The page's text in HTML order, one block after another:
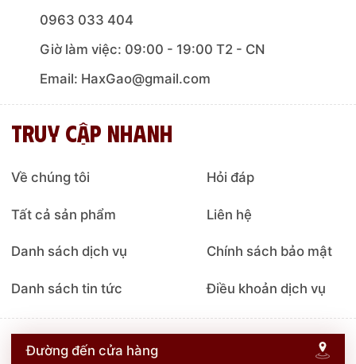
0963 033 404
Giờ làm việc: 09:00 - 19:00 T2 - CN
Email: HaxGao@gmail.com
Truy cập nhanh
Về chúng tôi Hỏi đáp
Tất cả sản phẩm Liên hệ
Danh sách dịch vụ Chính sách bảo mật
Danh sách tin tức Điều khoản dịch vụ
Đường đến cửa hàng